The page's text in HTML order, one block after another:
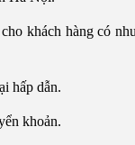
khách hàng có
hấp dẫn.
khoản.